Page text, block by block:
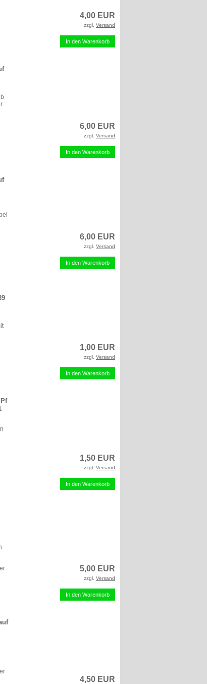
4,00 EUR
zzgl. Versand
In den Warenkorb
6,00 EUR
zzgl. Versand
In den Warenkorb
6,00 EUR
zzgl. Versand
In den Warenkorb
1,00 EUR
zzgl. Versand
In den Warenkorb
1,50 EUR
zzgl. Versand
In den Warenkorb
5,00 EUR
zzgl. Versand
In den Warenkorb
4,50 EUR